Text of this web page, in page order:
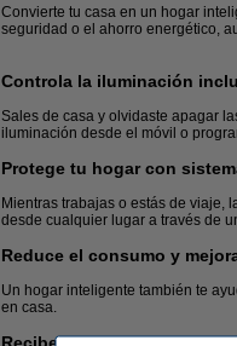
Convierte tu casa en un hogar
seguridad o el ahorro energético,
Controla la iluminación
Sales de casa y olvidaste apagar
iluminación desde el móvil o
Protege tu hogar con
Mientras trabajas o estás de viaje,
desde cualquier lugar a través de
Reduce el consumo y
Un hogar inteligente también te
en casa.